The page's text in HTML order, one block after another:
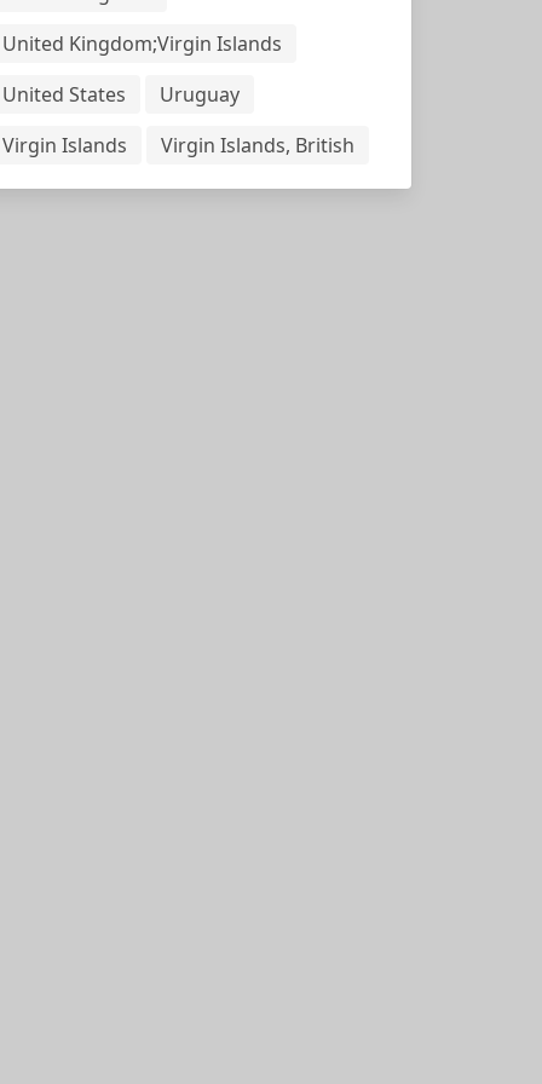
United Kingdom;Virgin Islands
United States
Uruguay
Virgin Islands
Virgin Islands, British